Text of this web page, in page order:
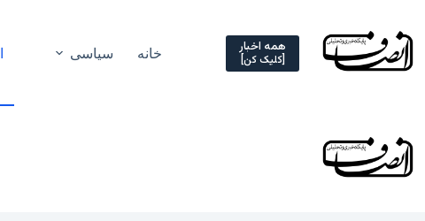
content
همه اخبار
[کلیک کن] خانه سیاسی